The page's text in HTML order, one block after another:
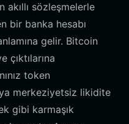
akıllı sözleşmelerle
bir banka hesabı
gelir. Bitcoin
çıktılarına
token
merkeziyetsiz likidite
gibi karmaşık